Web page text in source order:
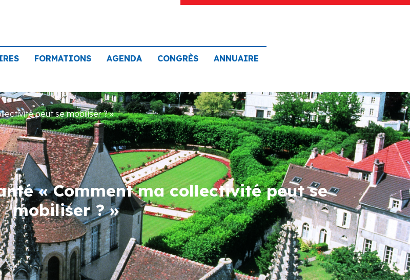
FORMATIONS AGENDA CONGRÈS ANNUAIRE
peut se mobiliser ? »
« Comment ma collectivité peut se
mobiliser ? »